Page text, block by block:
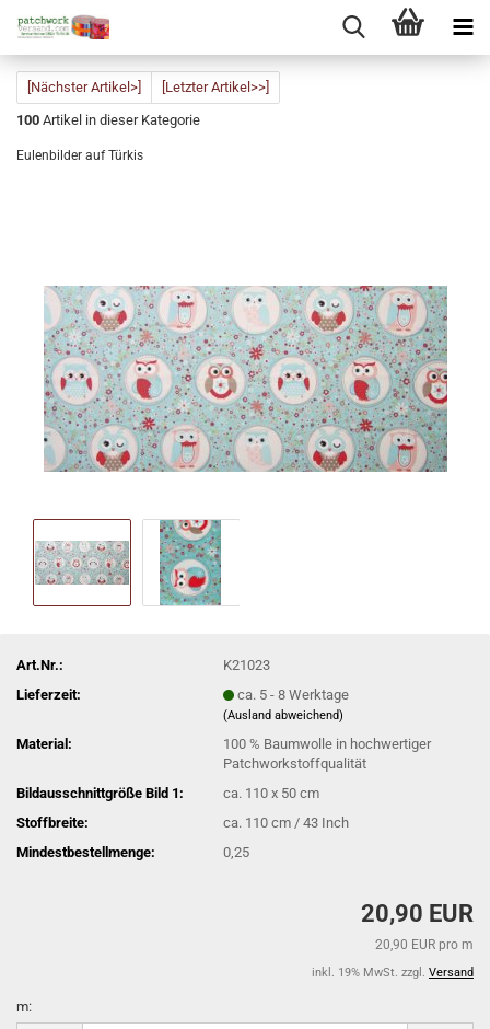
[Nächster Artikel>]
[Letzter Artikel>>]
100 Artikel in dieser Kategorie
Eulenbilder auf Türkis
Art.Nr.:
K21023
Lieferzeit:
ca. 5 - 8 Werktage
(Ausland abweichend)
Material:
100 % Baumwolle in hochwertiger
Patchworkstoffqualität
Bildausschnittgröße Bild 1:
ca. 110 x 50 cm
Stoffbreite:
ca. 110 cm / 43 Inch
Mindestbestellmenge:
0,25
20,90 EUR
20,90 EUR pro m
inkl. 19% MwSt. zzgl. Versand
m: